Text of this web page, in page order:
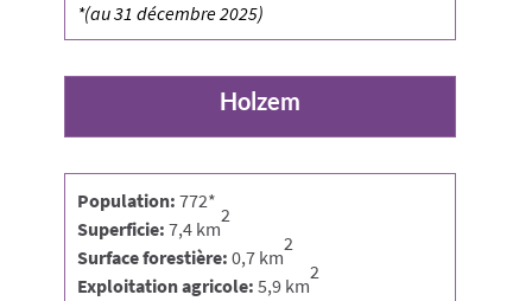
*(au 31 décembre 2025)
Holzem
Population: 772*
Superficie: 7,4 km
2
Surface forestière: 0,7 km
2
Exploitation agricole: 5,9 km
2